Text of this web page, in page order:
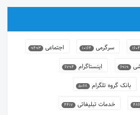
سرگرمی 10164 اجتماعی 9493
6919 اینستاگرام 6794
بانک گروه تلگرام 5068
خدمات تبلیغاتی 4417